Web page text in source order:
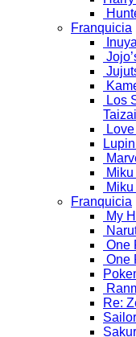
Franquicia
Los
Taizai
Franquicia
My
One
One
Re: